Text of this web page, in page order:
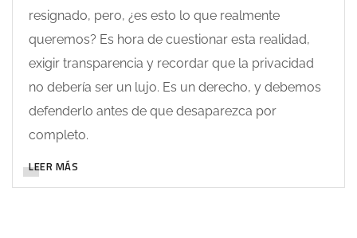
resignado, pero, ¿es esto lo que realmente
queremos? Es hora de cuestionar esta realidad,
exigir transparencia y recordar que la privacidad
no debería ser un lujo. Es un derecho, y debemos
defenderlo antes de que desaparezca por
completo.
LEER MÁS